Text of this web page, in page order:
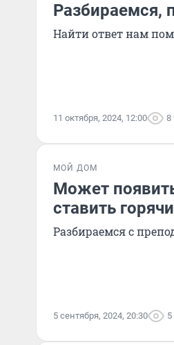
Разбираемся,
Найти ответ нам
11 октября, 2024, 12:00 8
МОЙ ДОМ
Может
ставить
Разбираемся с
5 сентября, 2024, 20:30 5